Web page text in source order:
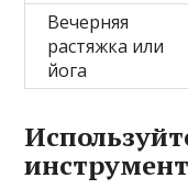
Вечерняя
растяжка или
йога